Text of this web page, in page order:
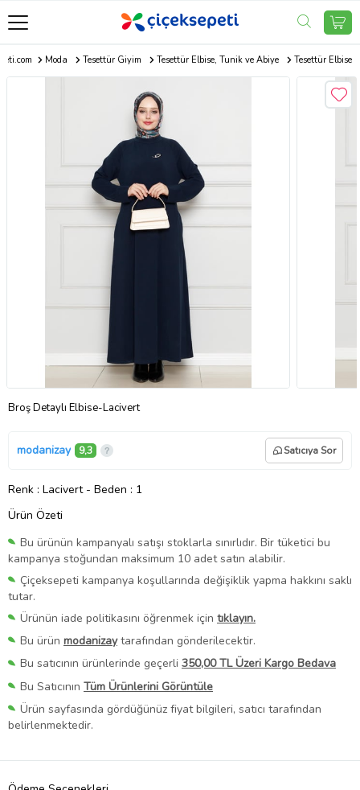
Moda Tesettür Giyim Tesettür Elbise, Tunik ve Abiye Tesettür Elbise
Broş Detaylı Elbise-Lacivert
modanizay 9,3 Satıcıya Sor
Renk : Lacivert- Beden : 1
Ürün Özeti
Bu ürünün kampanyalı satışı stoklarla sınırlıdır. Bir tüketici bu
kampanya stoğundan maksimum 10 adet satın alabilir.
Çiçeksepeti kampanya koşullarında değişiklik yapma hakkını saklı
tutar.
Ürünün iade politikasını öğrenmek için tıklayın.
Bu ürün modanizaytarafından gönderilecektir.
Bu satıcının ürünlerinde geçerli 350,00 TL Üzeri Kargo Bedava
Bu Satıcının Tüm Ürünlerini Görüntüle
Ürün sayfasında gördüğünüz fiyat bilgileri, satıcı tarafından
belirlenmektedir.